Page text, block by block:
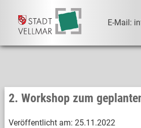
E-Mail:
2. Workshop zum
Veröffentlicht am: 25.11.2022